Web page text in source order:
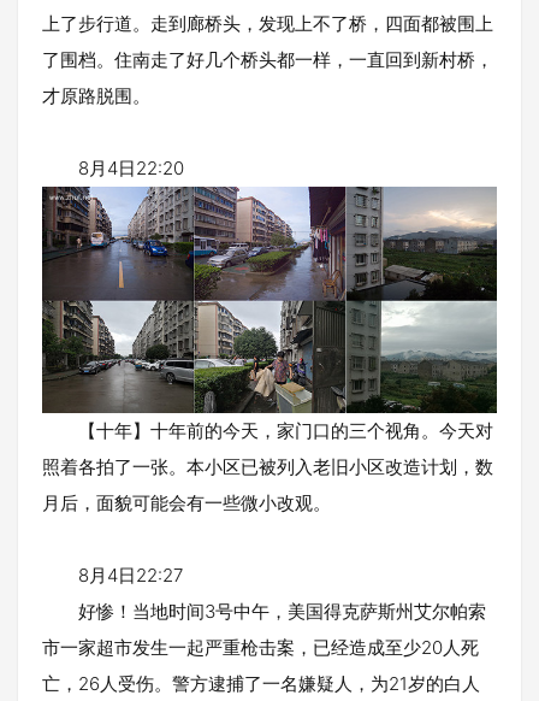
上了步行道。走到廊桥头，发现上不了桥，四面都被围上
了围档。住南走了好几个桥头都一样，一直回到新村桥，
才原路脱围。
8月4日22:20
【十年】十年前的今天，家门口的三个视角。今天对
照着各拍了一张。本小区已被列入老旧小区改造计划，数
月后，面貌可能会有一些微小改观。
8月4日22:27
好惨！当地时间3号中午，美国得克萨斯州艾尔帕索
市一家超市发生一起严重枪击案，已经造成至少20人死
亡，26人受伤。警方逮捕了一名嫌疑人，为21岁的白人